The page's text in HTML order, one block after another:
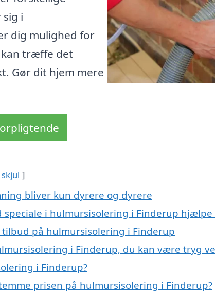
i
dig mulighed for
træffe det
Gør dit hjem mere
skjul
bliver kun dyrere og dyrere
speciale i hulmursisolering i Finderup hjælpe
på hulmursisolering i Finderup
i Finderup, du kan være tryg
i Finderup?
prisen på hulmursisolering i Finderup?